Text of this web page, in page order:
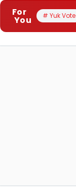
For
You # Yuk Vote